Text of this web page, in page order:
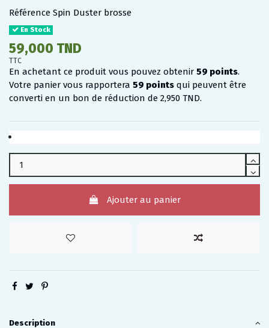
Référence Spin Duster brosse
En Stock
59,000 TND
TTC
En achetant ce produit vous pouvez obtenir 59 points.
Votre panier vous rapportera 59 points qui peuvent être
converti en un bon de réduction de 2,950 TND.
Ajouter au panier
Description